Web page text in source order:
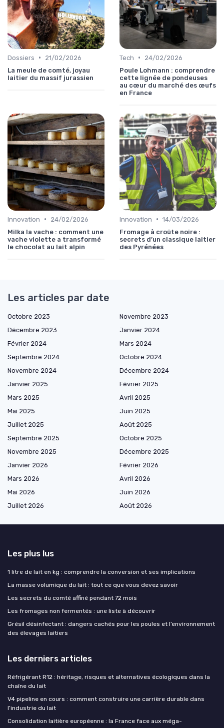
Dossiers •
21/02/2026
La meule de comté, joyau
laitier du massif jurassien
Tech •
24/02/2026
Poule Lohmann : comprendre
cette lignée de pondeuses
au cœur du marché des œufs
en France
Innovation •
24/02/2026
Milka la vache : comment une
vache violette a transformé
le chocolat au lait alpin
Innovation • 14/03/2026
Fromage à croûte noire :
secrets d’un classique laitier
des Pyrénées
Les articles par date
Octobre 2023
Novembre 2023
Décembre 2023
Janvier 2024
Février 2024
Mars 2024
Septembre 2024
Octobre 2024
Novembre 2024
Décembre 2024
Janvier 2025
Février 2025
Mars 2025
Avril 2025
Mai 2025
Juin 2025
Juillet 2025
Août 2025
Septembre 2025
Octobre 2025
Novembre 2025
Décembre 2025
Janvier 2026
Février 2026
Mars 2026
Avril 2026
Mai 2026
Juin 2026
Juillet 2026
Août 2026
Les plus lus
1 litre de lait en kg : comprendre la conversion et ses implications
La masse volumique du lait : tout ce que vous devez savoir
Les secrets du comté affiné pendant 72 mois
Les fromages non fermentés : une liste à découvrir
Grésil désinfectant : dangers cachés pour les poules et l’environnement
des élevages laitiers
Les derniers articles
Réfrigérant R12 : héritage, risques et alternatives écologiques dans la
chaîne du lait
V4 pipeline en cours : comment construire une carrière durable dans
l’industrie du lait
Consolidation laitière européenne : la France face aux méga-